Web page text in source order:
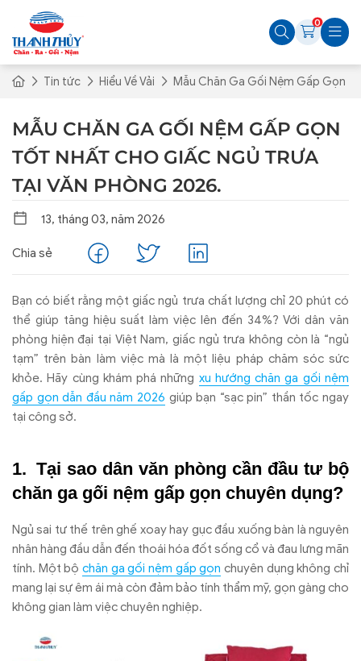
0
Tin tức Hiểu Về Vải Mẫu Chăn Ga Gối Nệm Gấp Gọn
MẪU CHĂN GA GỐI NỆM GẤP GỌN
TỐT NHẤT CHO GIẤC NGỦ TRƯA
TẠI VĂN PHÒNG 2026.
13, tháng 03, năm 2026
Chia sẻ
Bạn có biết rằng một giấc ngủ trưa chất lượng chỉ 20 phút có
thể giúp tăng hiệu suất làm việc lên đến 34%? Với dân văn
phòng hiện đại tại Việt Nam, giấc ngủ trưa không còn là “ngủ
tạm” trên bàn làm việc mà là một liệu pháp chăm sóc sức
khỏe. Hãy cùng khám phá những xu hướng chăn ga gối nệm
gấp gọn dẫn đầu năm 2026 giúp bạn “sạc pin” thần tốc ngay
tại công sở.
Tại sao dân văn phòng cần đầu tư bộ
chăn ga gối nệm gấp gọn chuyên dụng?
Ngủ sai tư thế trên ghế xoay hay gục đầu xuống bàn là nguyên
nhân hàng đầu dẫn đến thoái hóa đốt sống cổ và đau lưng mãn
tính. Một bộ chăn ga gối nệm gấp gọn chuyên dụng không chỉ
mang lại sự êm ái mà còn đảm bảo tính thẩm mỹ, gọn gàng cho
không gian làm việc chuyên nghiệp.